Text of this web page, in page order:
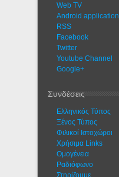
Web TV
Android application
RSS
Facebook
Twitter
Youtube Channel
Google+
Συνδέσεις
Ελληνικός Τύπος
Ξένος Τύπος
Φιλικοί Ιστοχώροι
Χρήσιμα Links
Ομογένεια
Ραδιόφωνο